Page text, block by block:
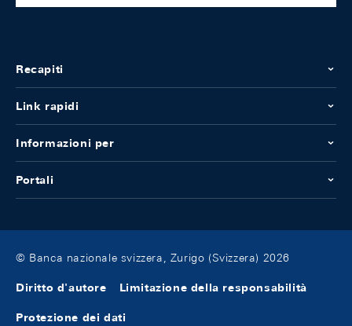
Recapiti
Link rapidi
Informazioni per
Portali
© Banca nazionale svizzera, Zurigo (Svizzera) 2026
Diritto d'autore Limitazione della responsabilità
Protezione dei dati